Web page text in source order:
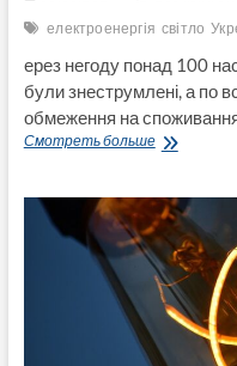
електроенергія світло
ерез негоду понад 100
були знеструмлені, а по
обмеження на
Смотреть большеПо
діють
обмеження
на
споживання
електрики
на
дефіциту,